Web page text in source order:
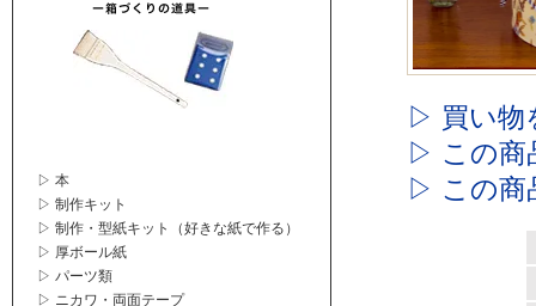
▷ 本
▷ 制作キット
▷ 制作・型紙キット（好きな紙で作る）
▷ 厚ボール紙
▷ パーツ類
▷ ニカワ・両面テープ
▷ 買い物
▷ この商
▷ この商